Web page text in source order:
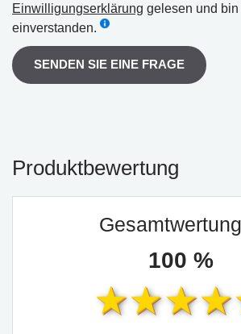
Einwilligungserklärung gelesen und bin
einverstanden.
SENDEN SIE EINE FRAGE
Produktbewertung
Gesamtwertung
100 %